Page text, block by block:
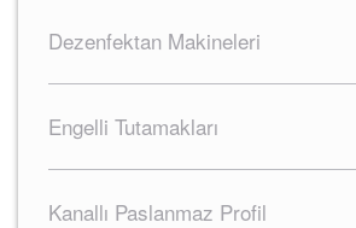
Dezenfektan Makineleri
Engelli Tutamakları
Kanallı Paslanmaz Profil